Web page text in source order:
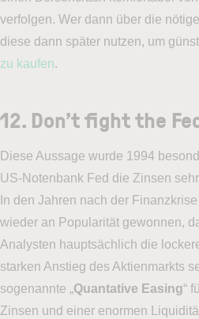
verfolgen. Wer dann über die
diese dann später nutzen, um
zu kaufen.
12. Don’t fight the
Diese Aussage wurde 1994
US-Notenbank Fed die Zinsen
In den Jahren nach der
wieder an Popularität gewonnen,
Analysten hauptsächlich die
starken Anstieg des Aktienmarkts
sogenannte „Quantative Easing“
Zinsen und einer enormen